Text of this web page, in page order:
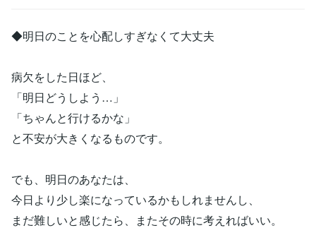
◆明日のことを心配しすぎなくて大丈夫
病欠をした日ほど、
「明日どうしよう…」
「ちゃんと行けるかな」
と不安が大きくなるものです。
でも、明日のあなたは、
今日より少し楽になっているかもしれませんし、
まだ難しいと感じたら、またその時に考えればいい。